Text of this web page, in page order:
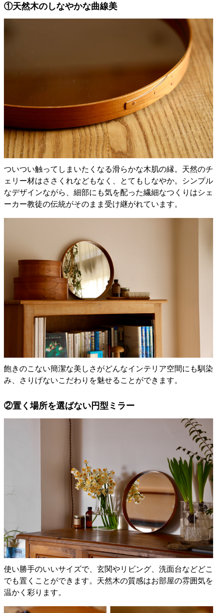
①天然木のしなやかな曲線美
ついつい触ってしまいたくなる滑らかな木肌の縁。天然のチ
ェリー材はささくれなどもなく、とてもしなやか。シンプル
なデザインながら、細部にも気を配った繊細なつくりはシェ
ーカー教徒の伝統がそのまま受け継がれています。
飽きのこない簡潔な美しさがどんなインテリア空間にも馴染
み、さりげないこだわりを魅せることができます。
②置く場所を選ばない円型ミラー
使い勝手のいいサイズで、玄関やリビング、洗面台などどこ
でも置くことができます。天然木の質感はお部屋の雰囲気を
温かく彩ります。